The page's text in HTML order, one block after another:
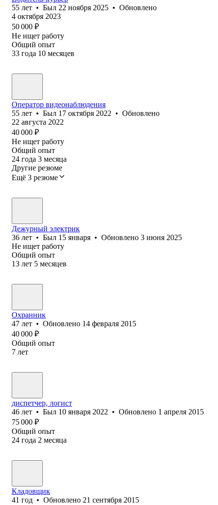
55 лет • Был 22 ноября 2025 • Обновлено
4 октября 2023
50 000 ₽
Не ищет работу
Общий опыт
33 года 10 месяцев
Оператор видеонаблюдения
55 лет • Был 17 октября 2022 • Обновлено
22 августа 2022
40 000 ₽
Не ищет работу
Общий опыт
24 года 3 месяца
Другие резюме
Ещё 3 резюме
Дежурный электрик
36 лет • Был 15 января • Обновлено 3 июня 2025
Не ищет работу
Общий опыт
13 лет 5 месяцев
Охранник
47 лет • Обновлено 14 февраля 2015
40 000 ₽
Общий опыт
7 лет
диспетчер, логист
46 лет • Был 10 января 2022 • Обновлено 1 апреля 2015
75 000 ₽
Общий опыт
24 года 2 месяца
Кладовщик
41 год • Обновлено 21 сентября 2015